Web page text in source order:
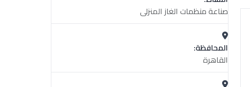
صناعة منظمات الغاز المنزلى
المحافظة:
القاهرة